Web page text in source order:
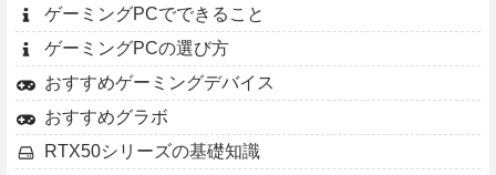
ゲーミングPCでできること
ゲーミングPCの選び方
おすすめゲーミングデバイス
おすすめグラボ
RTX50シリーズの基礎知識